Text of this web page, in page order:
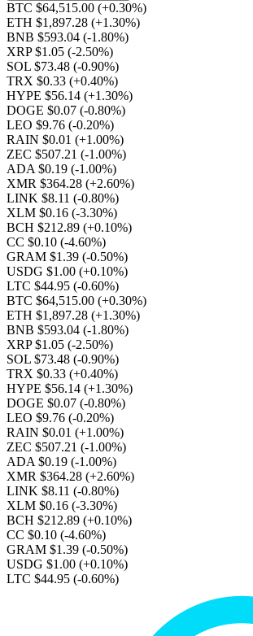
BTC $64,515.00 (+0.30%)
ETH $1,897.28 (+1.30%)
BNB $593.04 (-1.80%)
XRP $1.05 (-2.50%)
SOL $73.48 (-0.90%)
TRX $0.33 (+0.40%)
HYPE $56.14 (+1.30%)
DOGE $0.07 (-0.80%)
LEO $9.76 (-0.20%)
RAIN $0.01 (+1.00%)
ZEC $507.21 (-1.00%)
ADA $0.19 (-1.00%)
XMR $364.28 (+2.60%)
LINK $8.11 (-0.80%)
XLM $0.16 (-3.30%)
BCH $212.89 (+0.10%)
CC $0.10 (-4.60%)
GRAM $1.39 (-0.50%)
USDG $1.00 (+0.10%)
LTC $44.95 (-0.60%)
BTC $64,515.00 (+0.30%)
ETH $1,897.28 (+1.30%)
BNB $593.04 (-1.80%)
XRP $1.05 (-2.50%)
SOL $73.48 (-0.90%)
TRX $0.33 (+0.40%)
HYPE $56.14 (+1.30%)
DOGE $0.07 (-0.80%)
LEO $9.76 (-0.20%)
RAIN $0.01 (+1.00%)
ZEC $507.21 (-1.00%)
ADA $0.19 (-1.00%)
XMR $364.28 (+2.60%)
LINK $8.11 (-0.80%)
XLM $0.16 (-3.30%)
BCH $212.89 (+0.10%)
CC $0.10 (-4.60%)
GRAM $1.39 (-0.50%)
USDG $1.00 (+0.10%)
LTC $44.95 (-0.60%)